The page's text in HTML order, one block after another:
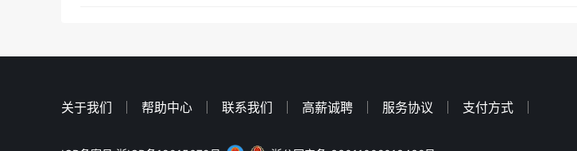
关于我们 帮助中心 联系我们 高薪诚聘 服务协议 支付方式